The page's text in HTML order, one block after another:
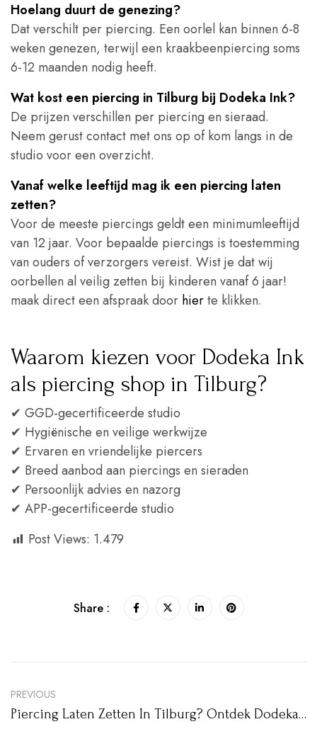
Hoelang duurt de genezing?
Dat verschilt per piercing. Een oorlel kan binnen 6-8
weken genezen, terwijl een kraakbeenpiercing soms
6-12 maanden nodig heeft.
Wat kost een piercing in Tilburg bij Dodeka Ink?
De prijzen verschillen per piercing en sieraad.
Neem gerust contact met ons op of kom langs in de
studio voor een overzicht.
Vanaf welke leeftijd mag ik een piercing laten
zetten?
Voor de meeste piercings geldt een minimumleeftijd
van 12 jaar. Voor bepaalde piercings is toestemming
van ouders of verzorgers vereist. Wist je dat wij
oorbellen al veilig zetten bij kinderen vanaf 6 jaar!
maak direct een afspraak door hierte klikken.
Waarom kiezen voor Dodeka Ink
als piercing shop in Tilburg?
✔ GGD-gecertificeerde studio
✔ Hygiënische en veilige werkwijze
✔ Ervaren en vriendelijke piercers
✔ Breed aanbod aan piercings en sieraden
✔ Persoonlijk advies en nazorg
✔ APP-gecertificeerde studio
Post Views: 1.479
Share :
PREVIOUS
Piercing Laten Zetten In Tilburg? Ontdek Dodeka Ink